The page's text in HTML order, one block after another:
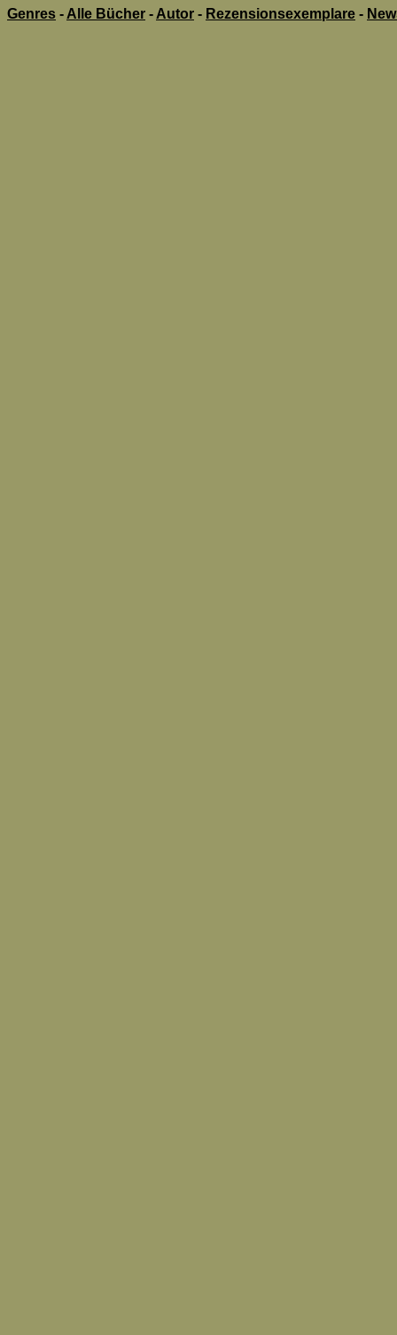
Genres - Alle Bücher - Autor - Rezensionsexemplare -